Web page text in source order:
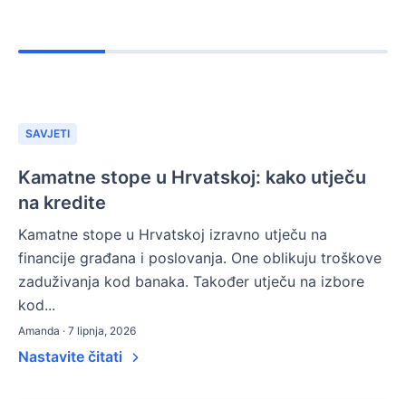
SAVJETI
Kamatne stope u Hrvatskoj: kako utječu
na kredite
Kamatne stope u Hrvatskoj izravno utječu na
financije građana i poslovanja. One oblikuju troškove
zaduživanja kod banaka. Također utječu na izbore
kod...
Amanda · 7 lipnja, 2026
Nastavite čitati